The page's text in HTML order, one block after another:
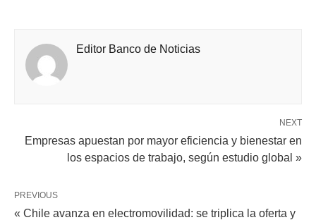
Editor Banco de Noticias
NEXT
Empresas apuestan por mayor eficiencia y bienestar en
los espacios de trabajo, según estudio global »
PREVIOUS
« Chile avanza en electromovilidad: se triplica la oferta y